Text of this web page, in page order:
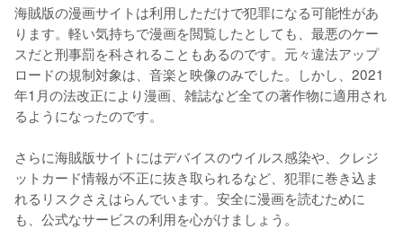
海賊版の漫画サイトは利用しただけで犯罪になる可能性があ
ります。軽い気持ちで漫画を閲覧したとしても、最悪のケー
スだと刑事罰を科されることもあるのです。元々違法アップ
ロードの規制対象は、音楽と映像のみでした。しかし、2021
年1月の法改正により漫画、雑誌など全ての著作物に適用され
るようになったのです。
さらに海賊版サイトにはデバイスのウイルス感染や、クレジ
ットカード情報が不正に抜き取られるなど、犯罪に巻き込ま
れるリスクさえはらんでいます。安全に漫画を読むために
も、公式なサービスの利用を心がけましょう。